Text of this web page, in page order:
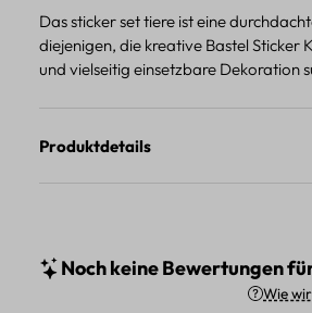
Das sticker set tiere ist eine
diejenigen, die kreative Bastel Sticker
und vielseitig einsetzbare Dekoration
Produktdetails
Noch keine Bewertungen
Wie